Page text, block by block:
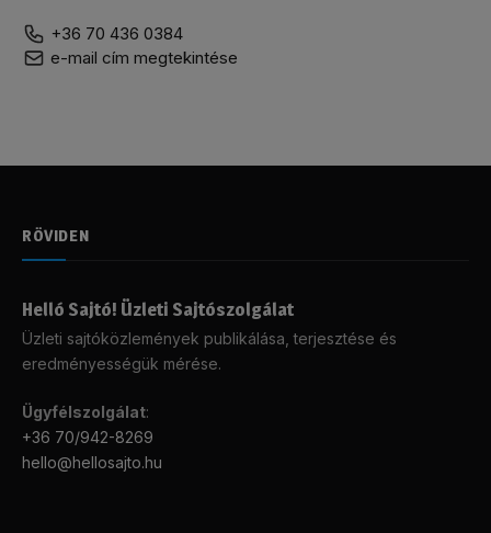
+36 70 436 0384
e-mail cím megtekintése
RÖVIDEN
Helló Sajtó! Üzleti Sajtószolgálat
Üzleti sajtóközlemények publikálása, terjesztése és
eredményességük mérése.
Ügyfélszolgálat:
+36 70/942-8269
hello@hellosajto.hu